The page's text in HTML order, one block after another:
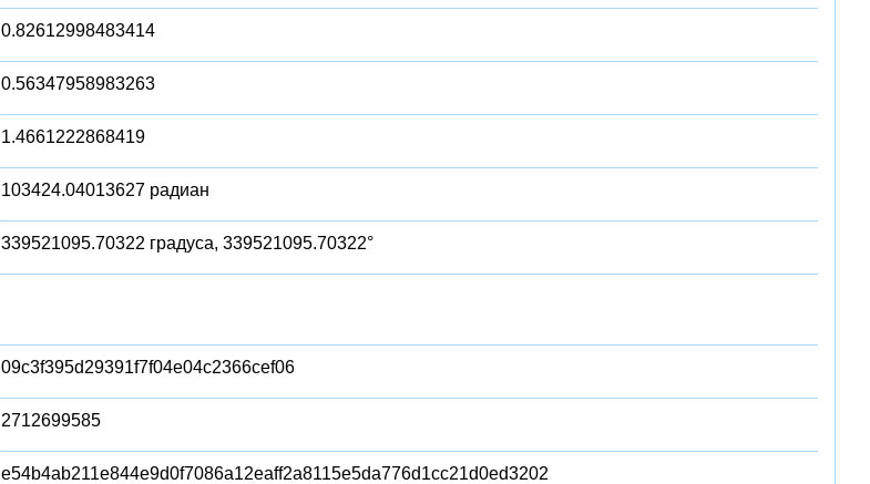
0.82612998483414
0.56347958983263
1.4661222868419
103424.04013627 радиан
339521095.70322 градуса, 339521095.70322°
09c3f395d29391f7f04e04c2366cef06
2712699585
e54b4ab211e844e9d0f7086a12eaff2a8115e5da776d1cc21d0ed3202